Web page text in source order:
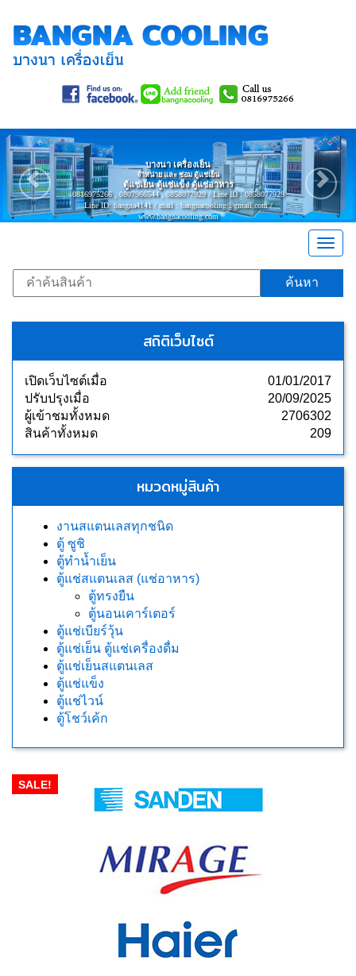
บางนา เครื่องเย็น
จำหน่าย และ ซ่อม ตู้แช่เย็น
ตู้แช่เย็น ตู้แช่แข็ง ตู้แช่อาหาร
0816975266 , 0807966544 , 0858077929 / Line ID : 0858077929
Line ID: bangna4141 / mail : bangnacooling@gmail.com /
www.bangnacooling.com
Previous
ค้นหา
สถิติเว็บไซต์
เปิดเว็บไซต์เมื่อ
01/01/2017
ปรับปรุงเมื่อ
20/09/2025
ผู้เข้าชมทั้งหมด
2706302
สินค้าทั้งหมด
209
หมวดหมู่สินค้า
งานสแตนเลสทุกชนิด
ตู้ ซูชิ
ตู้ทำน้ำเย็น
ตู้แช่สแตนเลส (แช่อาหาร)
ตู้ทรงยืน
ตู้นอนเคาร์เตอร์
ตู้แช่เบียร์วุ้น
ตู้แช่เย็น ตู้แช่เครื่องดื่ม
ตู้แช่เย็นสแตนเลส
ตู้แช่แข็ง
ตู้แช่ไวน์
ตู้โชว์เค้ก
SALE!